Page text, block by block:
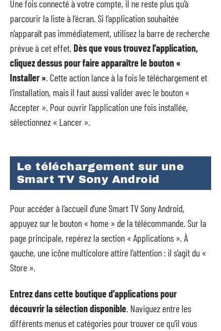
Une fois connecté à votre compte, il ne reste plus qu’à
parcourir la liste à l’écran. Si l’application souhaitée
n’apparaît pas immédiatement, utilisez la barre de recherche
prévue à cet effet. Dès que vous trouvez l’application,
cliquez dessus pour faire apparaître le bouton «
Installer ». Cette action lance à la fois le téléchargement et
l’installation, mais il faut aussi valider avec le bouton «
Accepter ». Pour ouvrir l’application une fois installée,
sélectionnez « Lancer ».
Le téléchargement sur une
Smart TV Sony Android
Pour accéder à l’accueil d’une Smart TV Sony Android,
appuyez sur le bouton « home » de la télécommande. Sur la
page principale, repérez la section « Applications ». À
gauche, une icône multicolore attire l’attention : il s’agit du «
Store ».
Entrez dans cette boutique d’applications pour
découvrir la sélection disponible . Naviguez entre les
différents menus et catégories pour trouver ce qu’il vous